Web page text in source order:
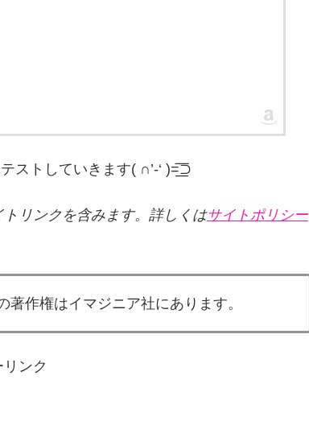
ストしていきます( ∩’-‘ )=͟͟͞͞⊃
トリンクを含みます。詳しくはサイトポリシー
作権はイマジニア社にあります。
ンク